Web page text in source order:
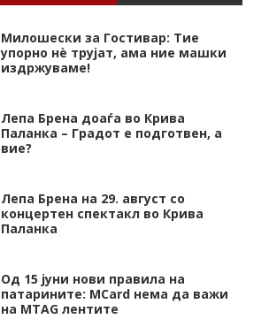
Милошески за Гостивар: Тие
упорно нѐ трујат, ама ние машки
издржуваме!
Лепа Брена доаѓа во Крива
Паланка – Градот е подготвен, а
вие?
Лепа Брена на 29. август со
концертен спектакл во Крива
Паланка
Од 15 јуни нови правила на
патарините: MCard нема да важи
на MTAG лентите